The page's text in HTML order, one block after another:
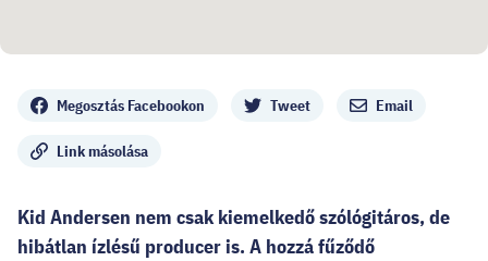
Megosztás Facebookon Tweet Email
Link másolása
Kid Andersen nem csak kiemelkedő szólógitáros, de
hibátlan ízlésű producer is. A hozzá fűződő